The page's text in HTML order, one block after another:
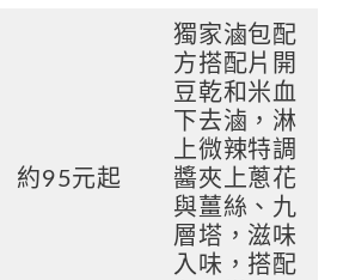
約95元起
獨家滷包配
方搭配片開
豆乾和米血
下去滷，淋
上微辣特調
醬夾上蔥花
與薑絲、九
層塔，滋味
入味，搭配